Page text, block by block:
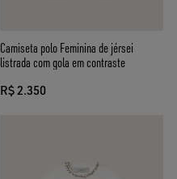
Camiseta polo Feminina de jérsei
listrada com gola em contraste
R$ 2.350